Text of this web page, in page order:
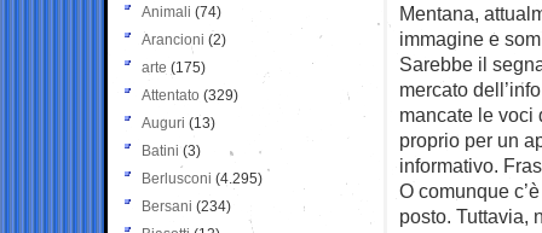
Mentana,
immagine e
Sarebbe il
mercato
mancate le voci
proprio per un
informativo.
O comunque
posto. Tuttavia,
Animali (74)
Arancioni (2)
arte (175)
Attentato (329)
Auguri (13)
Batini (3)
Berlusconi (4.295)
Bersani (234)